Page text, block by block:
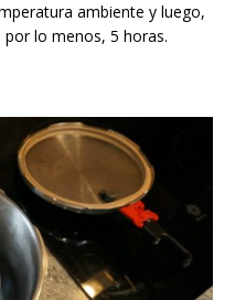
ambiente y luego,
lo menos, 5 horas.